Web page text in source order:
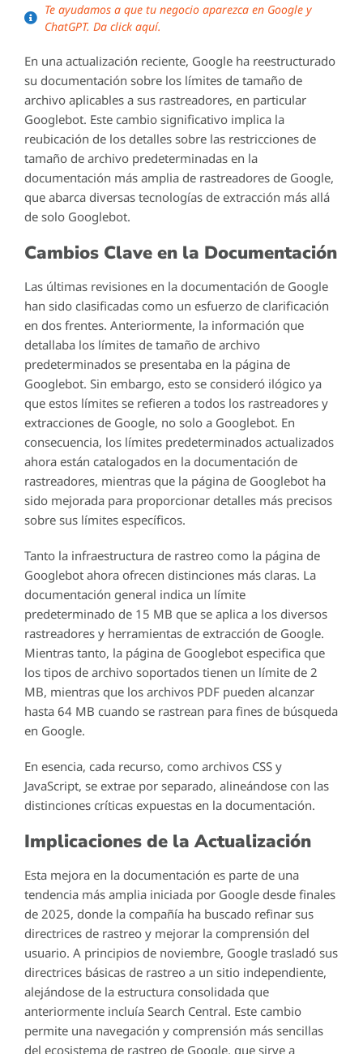
Te ayudamos a que tu negocio aparezca en Google y
ChatGPT. Da click aquí.
En una actualización reciente, Google ha reestructurado
su documentación sobre los límites de tamaño de
archivo aplicables a sus rastreadores, en particular
Googlebot. Este cambio significativo implica la
reubicación de los detalles sobre las restricciones de
tamaño de archivo predeterminadas en la
documentación más amplia de rastreadores de Google,
que abarca diversas tecnologías de extracción más allá
de solo Googlebot.
Cambios Clave en la Documentación
Las últimas revisiones en la documentación de Google
han sido clasificadas como un esfuerzo de clarificación
en dos frentes. Anteriormente, la información que
detallaba los límites de tamaño de archivo
predeterminados se presentaba en la página de
Googlebot. Sin embargo, esto se consideró ilógico ya
que estos límites se refieren a todos los rastreadores y
extracciones de Google, no solo a Googlebot. En
consecuencia, los límites predeterminados actualizados
ahora están catalogados en la documentación de
rastreadores, mientras que la página de Googlebot ha
sido mejorada para proporcionar detalles más precisos
sobre sus límites específicos.
Tanto la infraestructura de rastreo como la página de
Googlebot ahora ofrecen distinciones más claras. La
documentación general indica un límite
predeterminado de 15 MB que se aplica a los diversos
rastreadores y herramientas de extracción de Google.
Mientras tanto, la página de Googlebot especifica que
los tipos de archivo soportados tienen un límite de 2
MB, mientras que los archivos PDF pueden alcanzar
hasta 64 MB cuando se rastrean para fines de búsqueda
en Google.
En esencia, cada recurso, como archivos CSS y
JavaScript, se extrae por separado, alineándose con las
distinciones críticas expuestas en la documentación.
Implicaciones de la Actualización
Esta mejora en la documentación es parte de una
tendencia más amplia iniciada por Google desde finales
de 2025, donde la compañía ha buscado refinar sus
directrices de rastreo y mejorar la comprensión del
usuario. A principios de noviembre, Google trasladó sus
directrices básicas de rastreo a un sitio independiente,
alejándose de la estructura consolidada que
anteriormente incluía Search Central. Este cambio
permite una navegación y comprensión más sencillas
del ecosistema de rastreo de Google, que sirve a